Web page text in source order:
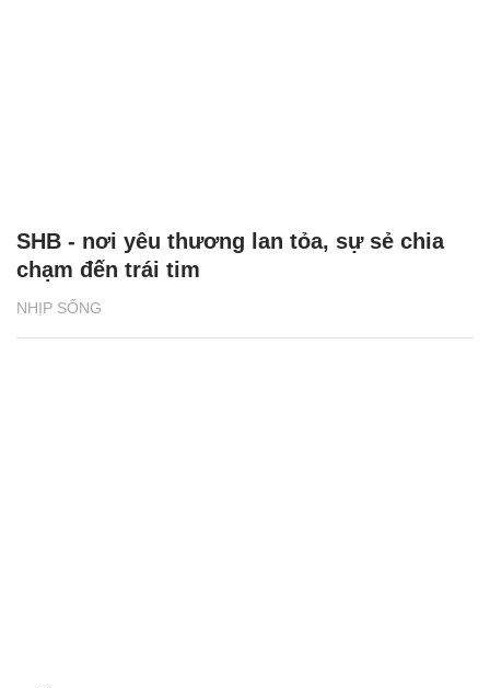
NHỊP SỐNG
SHB - nơi yêu thương lan tỏa, sự sẻ chia
chạm đến trái tim